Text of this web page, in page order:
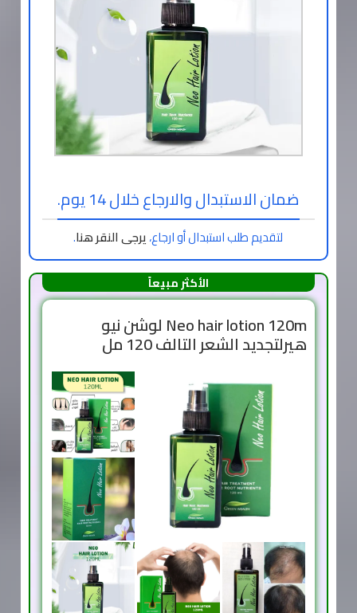
ضمان الاستبدال والارجاع خلال 14 يوم.
لتقديم طلب استبدال أو ارجاع،يرجى النقر هنا.
الأكثر مبيعاً
Neo hair lotion 120m لوشن نيو
هيرلتجديد الشعر التالف 120 مل